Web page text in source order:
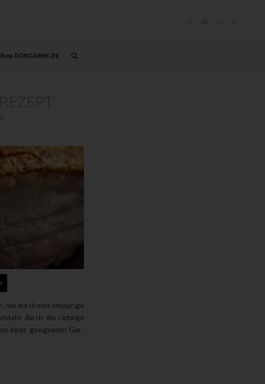
DONCARNE.DE
das durch eine knusprige
durch die richtige
einer geeigneten Gar-